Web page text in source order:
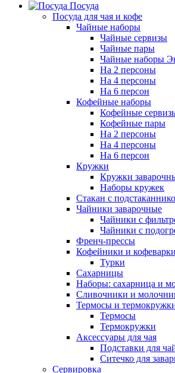
Посуда
Посуда для чая и кофе
Чайные наборы
Чайные сервизы
Чайные пары
Чайные наборы
На 2 персоны
На 4 персоны
На 6 персон
Кофейные наборы
Кофейные
Кофейные пары
На 2 персоны
На 4 персоны
На 6 персон
Кружки
Кружки
Наборы кружек
Стакан с
Чайники заварочные
Чайники с
Чайники с
Френч-прессы
Кофейники и кофеварки
Турки
Сахарницы
Наборы: сахарница и
Сливочники и
Термосы и
Термосы
Термокружки
Аксессуары для чая
Подставки для
Ситечко для
Сервировка